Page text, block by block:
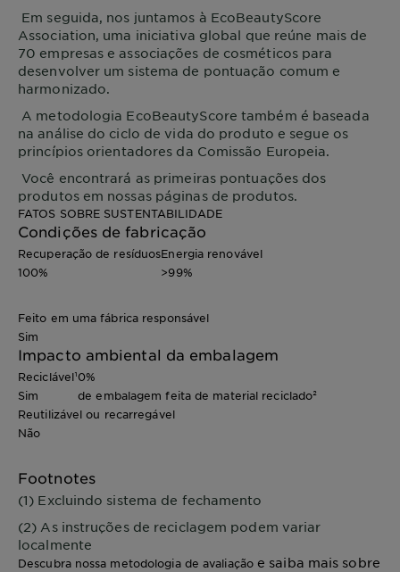
Em seguida, nos juntamos à EcoBeautyScore
Association, uma iniciativa global que reúne mais de
70 empresas e associações de cosméticos para
desenvolver um sistema de pontuação comum e
harmonizado.
A metodologia EcoBeautyScore também é baseada
na análise do ciclo de vida do produto e segue os
princípios orientadores da Comissão Europeia.
Você encontrará as primeiras pontuações dos
produtos em nossas páginas de produtos.
FATOS SOBRE SUSTENTABILIDADE
Condições de fabricação
Recuperação de resíduos
100%
Energia renovável
>99%
Feito em uma fábrica responsável
Sim
Impacto ambiental da embalagem
Reciclável¹
Sim
0%
de embalagem feita de material reciclado²
Reutilizável ou recarregável
Não
Footnotes
(1) Excluindo sistema de fechamento
(2) As instruções de reciclagem podem variar
localmente
Descubra nossa metodologia de avaliaçãoe saiba mais sobre